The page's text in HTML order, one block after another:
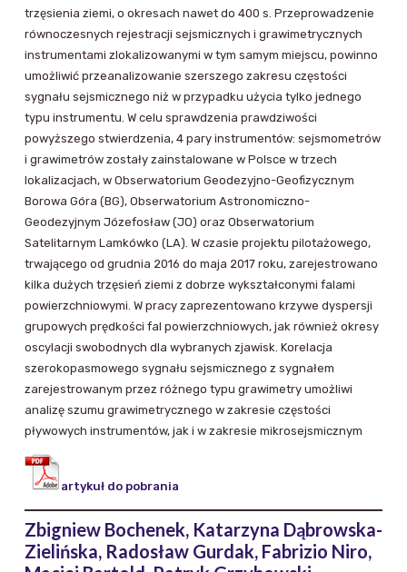
trzęsienia ziemi, o okresach nawet do 400 s. Przeprowadzenie
równoczesnych rejestracji sejsmicznych i grawimetrycznych
instrumentami zlokalizowanymi w tym samym miejscu, powinno
umożliwić przeanalizowanie szerszego zakresu częstości
sygnału sejsmicznego niż w przypadku użycia tylko jednego
typu instrumentu. W celu sprawdzenia prawdziwości
powyższego stwierdzenia, 4 pary instrumentów: sejsmometrów
i grawimetrów zostały zainstalowane w Polsce w trzech
lokalizacjach, w Obserwatorium Geodezyjno-Geofizycznym
Borowa Góra (BG), Obserwatorium Astronomiczno-
Geodezyjnym Józefosław (JO) oraz Obserwatorium
Satelitarnym Lamkówko (LA). W czasie projektu pilotażowego,
trwającego od grudnia 2016 do maja 2017 roku, zarejestrowano
kilka dużych trzęsień ziemi z dobrze wykształconymi falami
powierzchniowymi. W pracy zaprezentowano krzywe dyspersji
grupowych prędkości fal powierzchniowych, jak również okresy
oscylacji swobodnych dla wybranych zjawisk. Korelacja
szerokopasmowego sygnału sejsmicznego z sygnałem
zarejestrowanym przez różnego typu grawimetry umożliwi
analizę szumu grawimetrycznego w zakresie częstości
pływowych instrumentów, jak i w zakresie mikrosejsmicznym
artykuł do pobrania
Zbigniew Bochenek, Katarzyna Dąbrowska-
Zielińska, Radosław Gurdak, Fabrizio Niro,